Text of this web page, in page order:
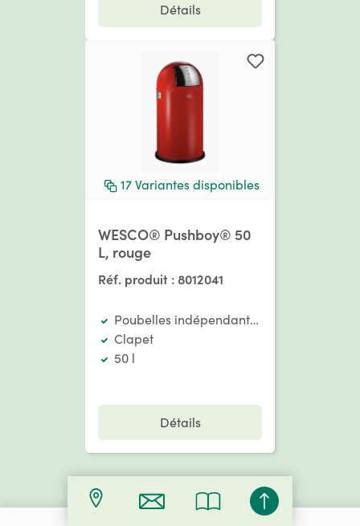
Détails
17 Variantes disponibles
WESCO® Pushboy® 50
L, rouge
Réf. produit :8012041
Poubelles indépendantes
Clapet
50 l
Détails